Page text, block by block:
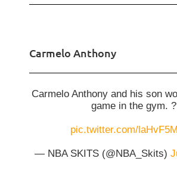
Carmelo Anthony
Carmelo Anthony and his son
game in the gym. ?
pic.twitter.com/
— NBA SKITS (@NBA_Skits)